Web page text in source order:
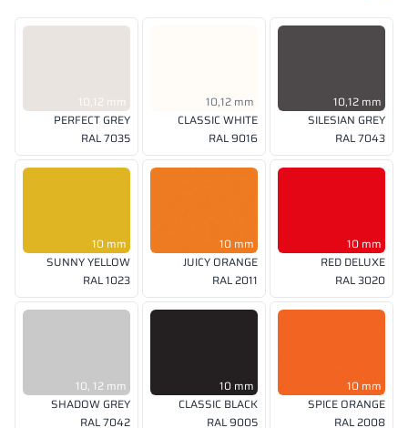
10,12 mm
PERFECT GREY
RAL 7035
10,12 mm
CLASSIC WHITE
RAL 9016
10,12 mm
SILESIAN GREY
RAL 7043
10 mm
SUNNY YELLOW
RAL 1023
10 mm
JUICY ORANGE
RAL 2011
10 mm
RED DELUXE
RAL 3020
10, 12 mm
SHADOW GREY
RAL 7042
10 mm
CLASSIC BLACK
RAL 9005
10 mm
SPICE ORANGE
RAL 2008